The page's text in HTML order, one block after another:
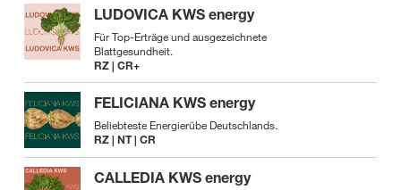
LUDOVICA KWS energy
Für Top-Erträge und ausgezeichnete
Blattgesundheit.
RZ | CR+
FELICIANA KWS energy
Beliebteste Energierübe Deutschlands.
RZ | NT | CR
CALLEDIA KWS energy